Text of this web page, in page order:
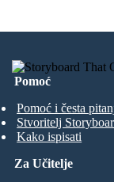
Pomoć
Pomoć i česta
Stvoritelj
Kako ispisati
Za Učitelje